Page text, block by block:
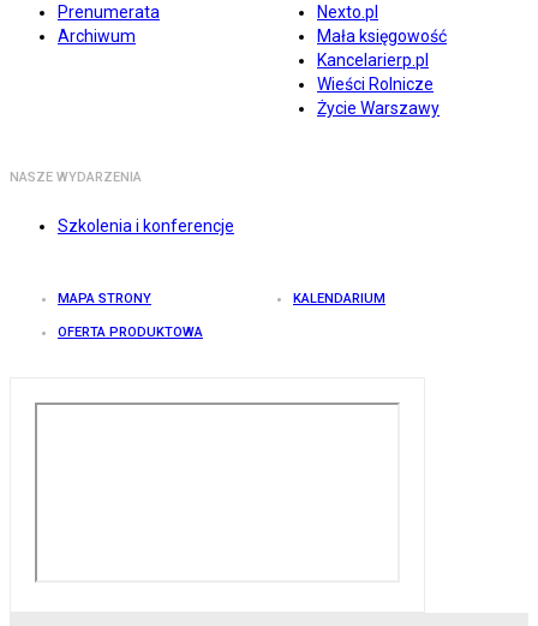
Prenumerata
Archiwum
Nexto.pl
Mała księgowość
Kancelarierp.pl
Wieści Rolnicze
Życie Warszawy
NASZE WYDARZENIA
Szkolenia i konferencje
MAPA STRONY KALENDARIUM
OFERTA PRODUKTOWA